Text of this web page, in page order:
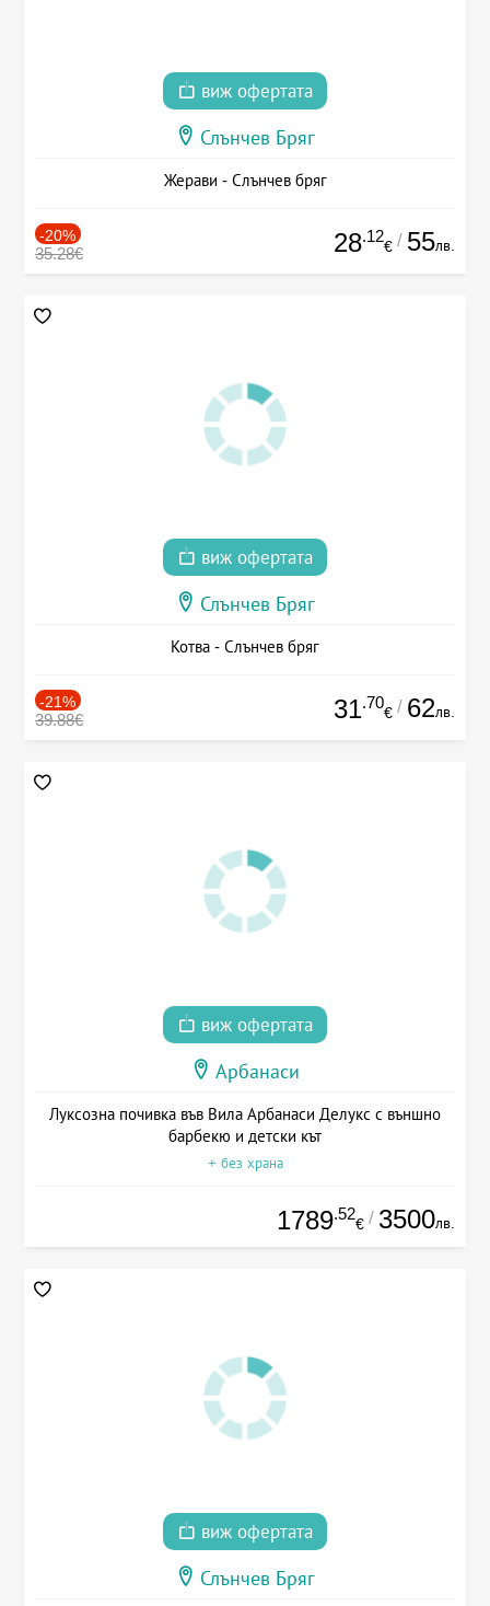
виж офертата
Слънчев Бряг
Жерави - Слънчев бряг
-20%
35.28€ 28.12
€ / 55лв.
виж офертата
Слънчев Бряг
Котва - Слънчев бряг
-21%
39.88€ 31.70
€ / 62лв.
виж офертата
Арбанаси
Луксозна почивка във Вила Арбанаси Делукс с външно
барбекю и детски кът
+ без храна
1789.52
€ / 3500лв.
виж офертата
Слънчев Бряг